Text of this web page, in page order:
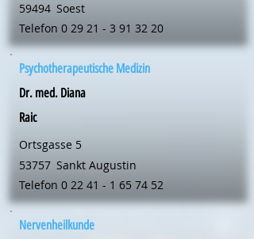
59494 Soest
Telefon 0 29 21 - 3 91 32 20
Psychotherapeutische Medizin
Dr. med. Diana
Raic
Ortsgasse 5
53757 Sankt Augustin
Telefon 0 22 41 - 1 65 74 52
Nervenheilkunde